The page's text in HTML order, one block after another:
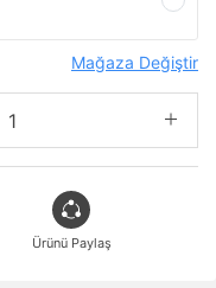
Mağaza Değiştir
Ürünü Paylaş